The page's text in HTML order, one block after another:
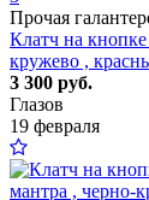
Прочая
Клатч на
кружево ,
3 300 руб.
Глазов
19 февраля